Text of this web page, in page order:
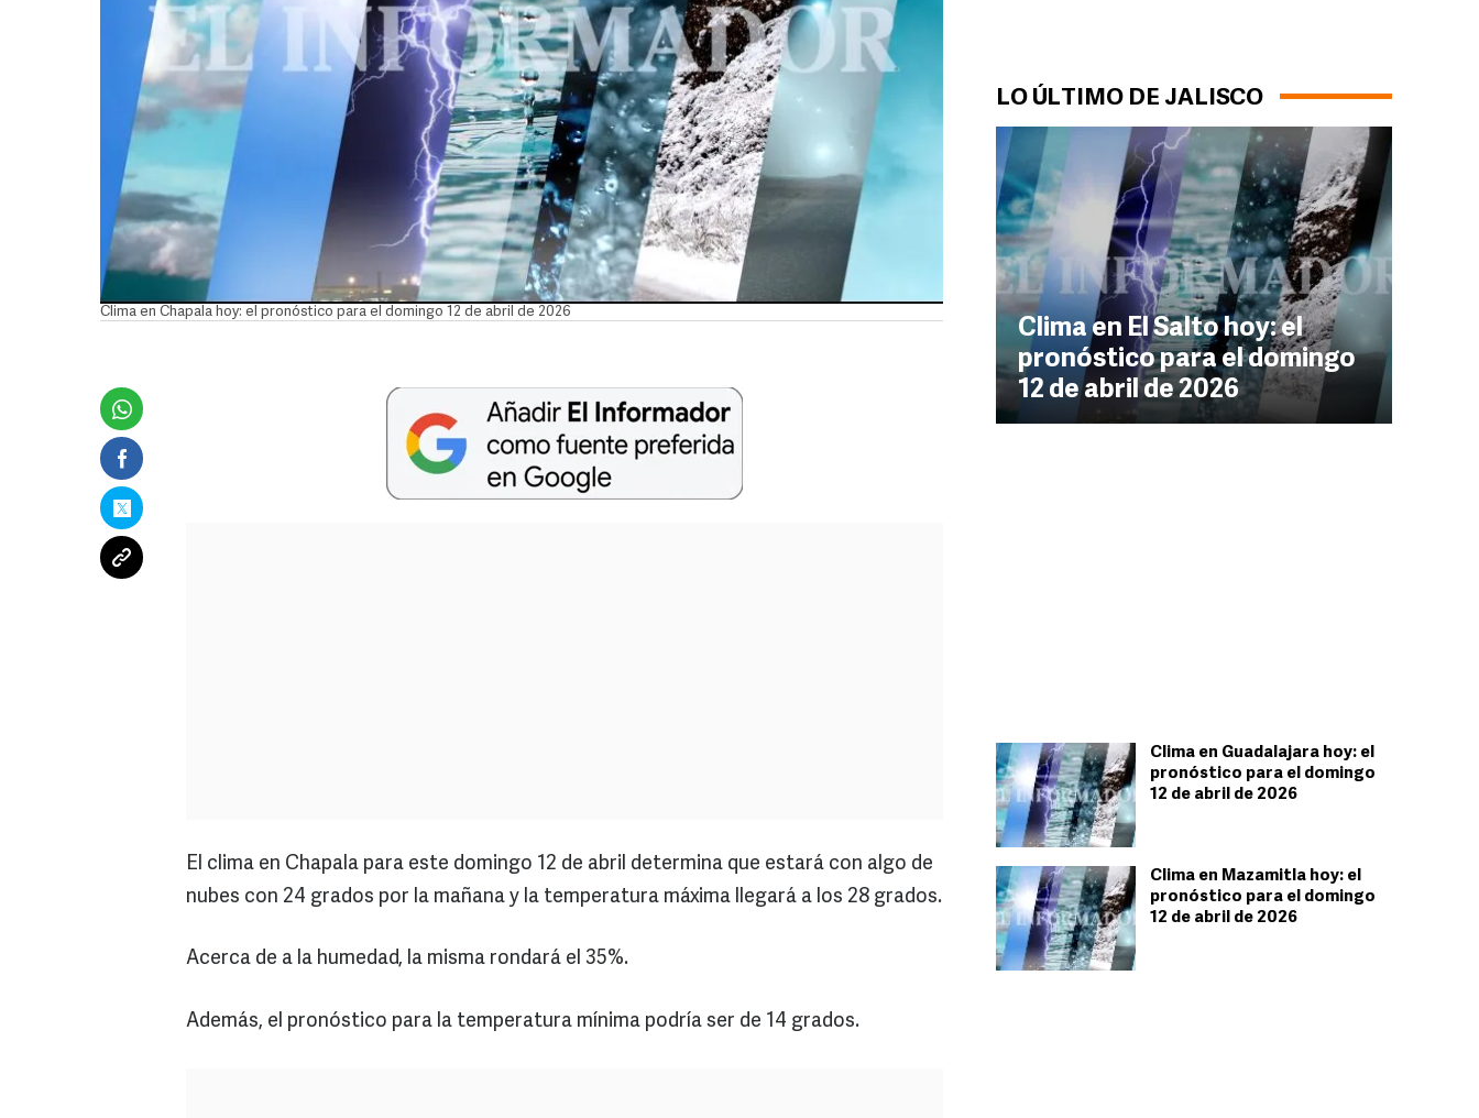
LO ÚLTIMO DE JALISCO
Clima en El Salto hoy: el
pronóstico para el domingo
12 de abril de 2026
Clima en Guadalajara hoy: el
pronóstico para el domingo
12 de abril de 2026
Clima en Mazamitla hoy: el
pronóstico para el domingo
12 de abril de 2026
Clima en Chapala hoy: el pronóstico para el domingo 12 de abril de 2026
El clima en Chapala para este domingo 12 de abril determina que estará con algo de
nubes con 24 grados por la mañana y la temperatura máxima llegará a los 28 grados.
Acerca de a la humedad, la misma rondará el 35%.
Además, el pronóstico para la temperatura mínima podría ser de 14 grados.